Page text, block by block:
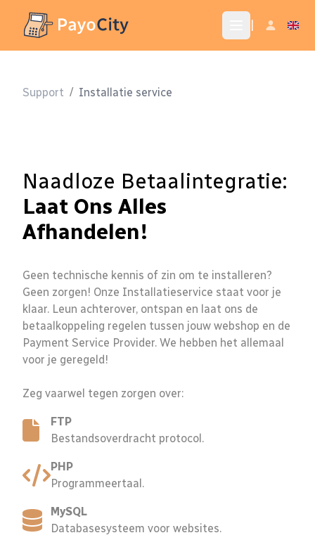
Support / Installatie service
Naadloze Betaalintegratie:
Laat Ons Alles
Afhandelen!
Geen technische kennis of zin om te installeren?
Geen zorgen! Onze Installatieservice staat voor je
klaar. Leun achterover, ontspan en laat ons de
betaalkoppeling regelen tussen jouw webshop en de
Payment Service Provider. We hebben het allemaal
voor je geregeld!
Zeg vaarwel tegen zorgen over:
FTP
Bestandsoverdracht protocol.
PHP
Programmeertaal.
MySQL
Databasesysteem voor websites.